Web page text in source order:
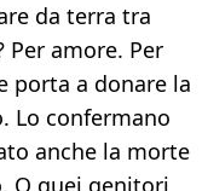
da terra tra
amore. Per
porta a donare la
Lo confermano
anche la morte
O quei genitori